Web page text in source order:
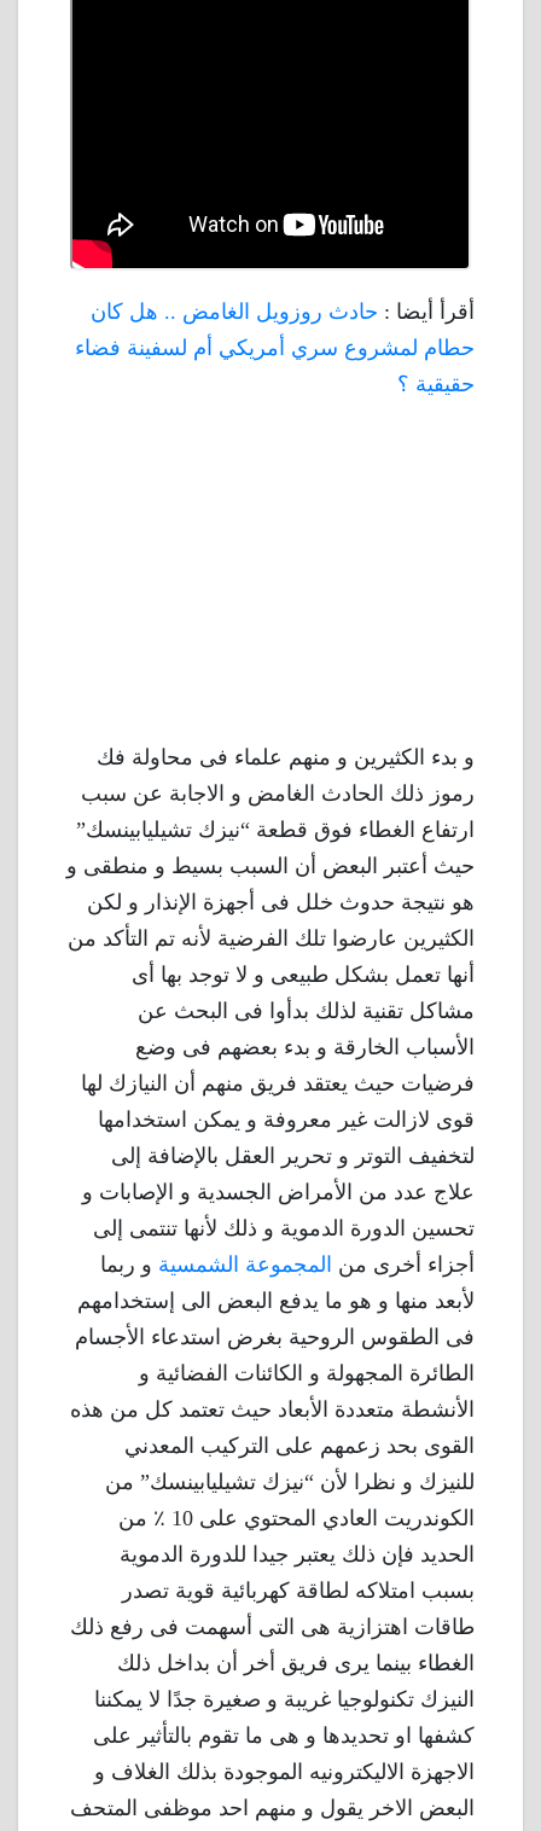
أقرأ أيضا : حادث روزويل الغامض .. هل كان
حطام لمشروع سري أمريكي أم لسفينة فضاء
حقيقية ؟
و بدء الكثيرين و منهم علماء فى محاولة فك
رموز ذلك الحادث الغامض و الاجابة عن سبب
ارتفاع الغطاء فوق قطعة “نيزك تشيليابينسك”
حيث أعتبر البعض أن السبب بسيط و منطقى و
هو نتيجة حدوث خلل فى أجهزة الإنذار و لكن
الكثيرين عارضوا تلك الفرضية لأنه تم التأكد من
أنها تعمل بشكل طبيعى و لا توجد بها أى
مشاكل تقنية لذلك بدأوا فى البحث عن
الأسباب الخارقة و بدء بعضهم فى وضع
فرضيات حيث يعتقد فريق منهم أن النيازك لها
قوى لازالت غير معروفة و يمكن استخدامها
لتخفيف التوتر و تحرير العقل بالإضافة إلى
علاج عدد من الأمراض الجسدية و الإصابات و
تحسين الدورة الدموية و ذلك لأنها تنتمى إلى
أجزاء أخرى من المجموعة الشمسية و ربما
لأبعد منها و هو ما يدفع البعض الى إستخدامهم
فى الطقوس الروحية بغرض استدعاء الأجسام
الطائرة المجهولة و الكائنات الفضائية و
الأنشطة متعددة الأبعاد حيث تعتمد كل من هذه
القوى بحد زعمهم على التركيب المعدني
للنيزك و نظرا لأن “نيزك تشيليابينسك” من
الكوندريت العادي المحتوي على 10 ٪ من
الحديد فإن ذلك يعتبر جيدا للدورة الدموية
بسبب امتلاكه لطاقة كهربائية قوية تصدر
طاقات اهتزازية هى التى أسهمت فى رفع ذلك
الغطاء بينما يرى فريق أخر أن بداخل ذلك
النيزك تكنولوجيا غريبة و صغيرة جدًا لا يمكننا
كشفها او تحديدها و هى ما تقوم بالتأثير على
الاجهزة الاليكترونيه الموجودة بذلك الغلاف و
البعض الاخر يقول و منهم احد موظفى المتحف